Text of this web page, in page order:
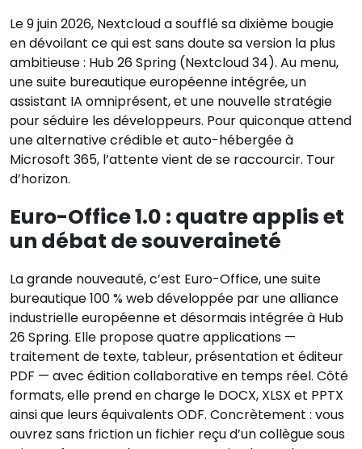
Le 9 juin 2026, Nextcloud a soufflé sa dixième bougie
en dévoilant ce qui est sans doute sa version la plus
ambitieuse : Hub 26 Spring (Nextcloud 34). Au menu,
une suite bureautique européenne intégrée, un
assistant IA omniprésent, et une nouvelle stratégie
pour séduire les développeurs. Pour quiconque attend
une alternative crédible et auto-hébergée à
Microsoft 365, l’attente vient de se raccourcir. Tour
d’horizon.
Euro-Office 1.0 : quatre applis et
un débat de souveraineté
La grande nouveauté, c’est Euro-Office, une suite
bureautique 100 % web développée par une alliance
industrielle européenne et désormais intégrée à Hub
26 Spring. Elle propose quatre applications —
traitement de texte, tableur, présentation et éditeur
PDF — avec édition collaborative en temps réel. Côté
formats, elle prend en charge le DOCX, XLSX et PPTX
ainsi que leurs équivalents ODF. Concrètement : vous
ouvrez sans friction un fichier reçu d’un collègue sous